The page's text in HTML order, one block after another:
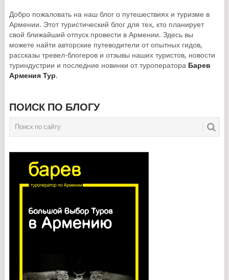
Добро пожаловать на наш блог о путешествиях и туризме в
Армении. Этот туристический блог для тех, кто планирует
свой ближайший отпуск провести в Армении. Здесь вы
можете найти авторские путеводители от опытных гидов,
рассказы тревел-блогеров и отзывы наших туристов, новости
туриндустрии и последние новинки от туроператора Барев
Армения Тур.
ПОИСК ПО БЛОГУ